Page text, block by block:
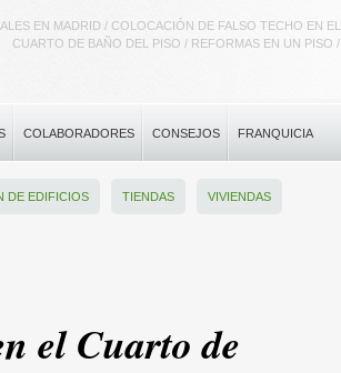
EN MADRID / COLOCACIÓN DE FALSO TECHO EN EL
CUARTO DE BAÑO DEL PISO / REFORMAS EN UN PISO /
COLABORADORES CONSEJOS FRANQUICIA
DE EDIFICIOS TIENDAS VIVIENDAS
el Cuarto de